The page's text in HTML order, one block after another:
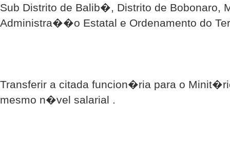
Sub Distrito de Balib�, Distrito de Bobonaro,
Administra��o Estatal e Ordenamento do
Transferir a citada funcion�ria para o
mesmo n�vel salarial .